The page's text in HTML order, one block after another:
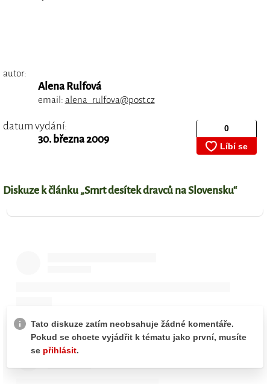
autor:
Alena Rulfová
email: alena_rulfova@post.cz
datum vydání:
30. března 2009
Diskuze k článku „Smrt desítek dravců na Slovensku“